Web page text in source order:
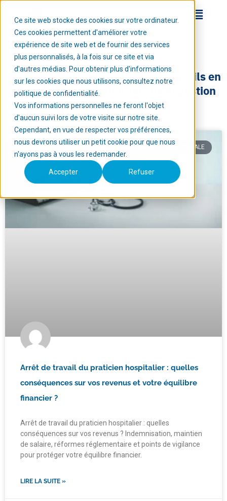
Ce site web stocke des cookies sur votre ordinateur.
Ces cookies permettent d'améliorer votre
expérience de site web et de fournir des services
plus personnalisés, à la fois sur ce site et via
d'autres médias. Pour obtenir plus d'informations
sur les cookies que nous utilisons, consultez notre
politique de confidentialité.
Vos informations personnelles ne feront l'objet
d'aucun suivi lors de votre visite sur notre site.
Cependant, en vue de respecter vos préférences,
nous devrons utiliser un petit cookie pour que nous
n'ayons pas à vous les redemander.
Accepter Refuser
Retrouvez ici nos actualités et conseils en
assurance, protection sociale et gestion
de patrimoine.
PRÉVOYANCE & PROTECTION SOCIALE
Arrêt de travail du praticien hospitalier : quelles
conséquences sur vos revenus et votre équilibre
financier ?
Arrêt de travail du praticien hospitalier : quelles
conséquences sur vos revenus ? Indemnisation, maintien
de salaire, réformes réglementaire et points de vigilance
pour protéger votre équilibre financier.
LIRE LA SUITE »